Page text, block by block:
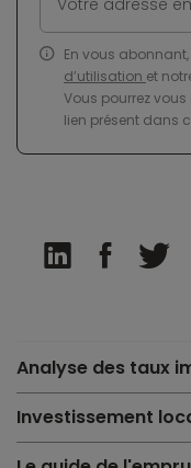
En vous
d’utilisation et
Vous pourrez
lien présent dans
Analyse des taux
Investissement